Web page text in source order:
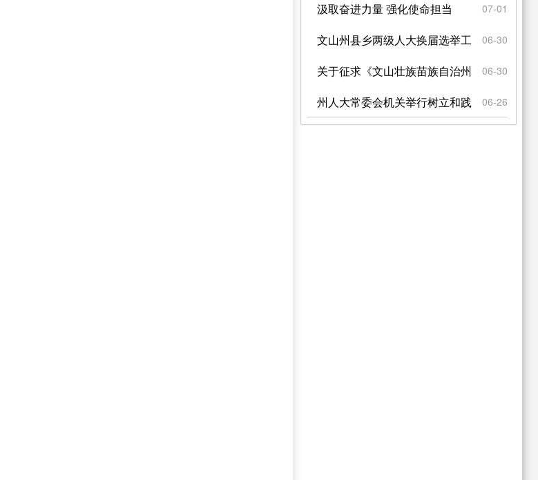
98次（扩大）会议
汲取奋进力量 强化使命担当 07-01
文山州县乡两级人大换届选举工
作部署会议召开
06-30
关于征求《文山壮族苗族自治州
坡芽歌书保护传承条例 ...
06-30
州人大常委会机关举行树立和践
06-26